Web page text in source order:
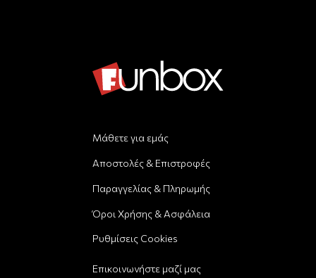
Μάθετε για εμάς
Αποστολές & Επιστροφές
Παραγγελίας & Πληρωμής
Όροι Χρήσης & Ασφάλεια
Ρυθμίσεις Cookies
Επικοινωνήστε μαζί μας